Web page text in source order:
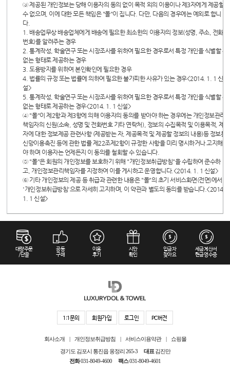
③ 제공된 개인정보는 당해 이용자의 동의 없이 목적 외의 이용이나 제3자에게 제공할
수 없으며, 이에 대한 모든 책임은 "몰"이 집니다. 다만, 다음의 경우에는 예외로 합니
다.
1. 배송업무상 배송업체에게 배송에 필요한 최소한의 이용자의 정보(성명, 주소, 전화
번호)를 알려주는 경우
2. 통계작성, 학술연구 또는 시장조사를 위하여 필요한 경우로서 특정 개인을 식별할 수
없는 형태로 제공하는 경우
3. 도용방지를 위하여 본인확인에 필요한 경우
4. 법률의 규정 또는 법률에 의하여 필요한 불가피한 사유가 있는 경우<2014. 1. 1 신
설>
5. 통계작성, 학술연구 또는 시장조사를 위하여 필요한 경우로서 특정 개인을 식별할 수
없는 형태로 제공하는 경우<2014. 1. 1 신설>
④ "몰"이 제2항과 제3항에 의해 이용자의 동의를 받아야 하는 경우에는 개인정보관리
책임자의 신원(소속, 성명 및 전화번호 기타 연락처), 정보의 수집목적 및 이용목적, 제3
자에 대한 정보제공 관련사항 (제공받는 자, 제공목적 및 제공할 정보의 내용)등 정보통
신망이용촉진 등에 관한 법률 제22조제2항이 규정한 사항을 미리 명시하거나 고지해
야 하며 이용자는 언제든지 이 동의를 철회할 수 있습니다.
⑤ "몰"은 회원의 개인정보를 보호하기 위해 "개인정보취급방침"을 수립하여 준수하
고, 개인정보관리책임자를 지정하여 이를 게시하고 운영합니다.<2014. 1. 1 신설>
⑥ 기타 개인정보의 제공 등 취급과 관련한 내용은 "몰"의 초기 서비스화면(전면)에서
'개인정보취급방침'으로 자세히 고지하며, 이 약관과 별도의 동의를 받습니다.<2014.
1. 1 신설>
대량주문
/단골
공동
구매
이용
후기
시안
확인
입금자
찾아요
세금계산서
현금영수증
1:1문의 회원가입 로그인 PC버전
회사소개 | 개인정보취급방침 | 서비스이용약관 |
쇼핑몰
경기도 김포시 통진읍 옹정리 265-3
대표김진만
전화031-8049-4600 팩스031-8049-4601